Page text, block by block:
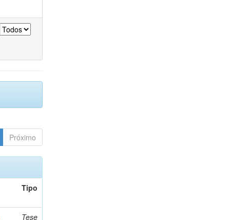
Próximo
Tipo
Tese